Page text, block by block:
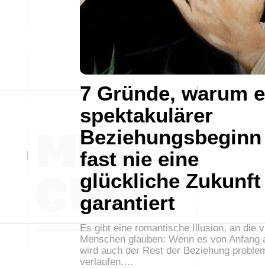
7 Gründe, warum
spektakulärer
Beziehungsbeginn
fast nie eine
glückliche Zukunft
garantiert
Es gibt eine romantische Illusion, an die
Menschen glauben: Wenn es von Anfang
wird auch der Rest der Beziehung
verlaufen.…